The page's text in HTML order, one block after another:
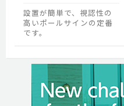
設置が簡単で、視認性の
高いポールサインの定番
です。